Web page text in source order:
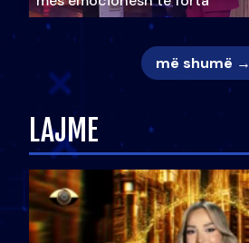
më shumë →
LAJME